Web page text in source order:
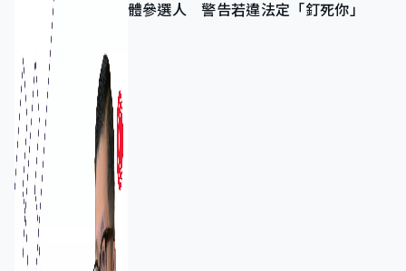
體參選人 警告若違法定「釘死你」